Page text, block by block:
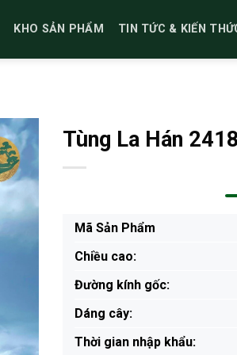
KHO SẢN PHẨM TIN TỨC & KIẾN
Tùng La Hán
Mã Sản Phẩm
Chiều cao:
Đường kính gốc:
Dáng cây:
Thời gian nhập khẩu: